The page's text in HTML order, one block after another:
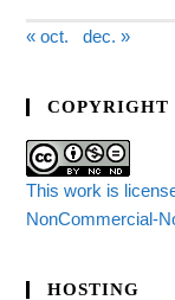
« oct. dec. »
COPYRIGHT
This work is
NonCommercial-
HOSTING